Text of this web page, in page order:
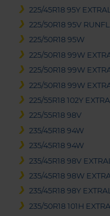
225/45R18 95Y
225/50R18 95V
225/50R18 95W
225/50R18 99W
225/50R18 99W
225/50R18 99W
225/55R18 102Y
225/55R18 98V
235/45R18 94W
235/45R18 94W
235/45R18 98V
235/45R18 98W
235/45R18 98Y
235/50R18 101H